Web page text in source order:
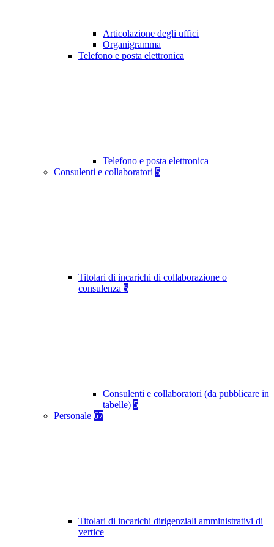
Articolazione degli uffici
Organigramma
Telefono e posta elettronica
Telefono e posta elettronica
Consulenti e collaboratori 5
Titolari di incarichi di collaborazione o
consulenza 5
Consulenti e collaboratori (da pubblicare in
tabelle) 5
Personale 67
Titolari di incarichi dirigenziali amministrativi di
vertice